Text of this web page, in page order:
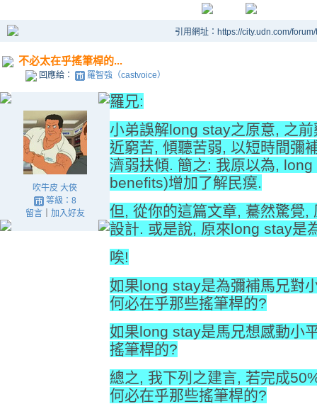
引用網址：https://city.udn.com/
不必太在乎搖筆桿的...
回應給： 羅智強（castvoice）
吹牛皮 大俠
等級：8
留言｜ 加入好友
羅兄:
小弟誤解long stay之原意, 之
近窮苦, 傾聽苦弱, 以短時間彌
濟弱扶傾. 簡之: 我原以為,
benefits)增加了解民瘼.
但, 從你的這篇文章, 驀然驚覺
設計. 或是說, 原來long stay是
唉!
如果long stay是為彌補馬兄對
何必在乎那些搖筆桿的?
如果long stay是馬兄想感動小
搖筆桿的?
總之, 我下列之建言, 若完成
何必在乎那些搖筆桿的?